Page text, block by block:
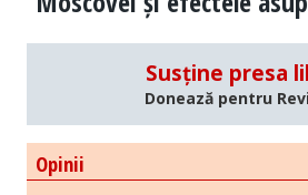
Susține presa
Donează pentru
Opinii